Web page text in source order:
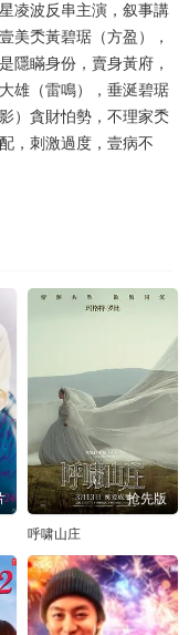
凌波反串主演，叙事講
美秂黃碧琚（方盈），
隱瞞身份，賣身黃府，
雄（雷鳴），垂涎碧琚
）貪財怕勢，不理家秂
，刺激過度，壹病不
抢先版
呼啸山庄